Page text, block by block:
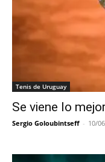
Tenis de Uruguay
Se viene lo
Sergio Goloubintseff - 10/